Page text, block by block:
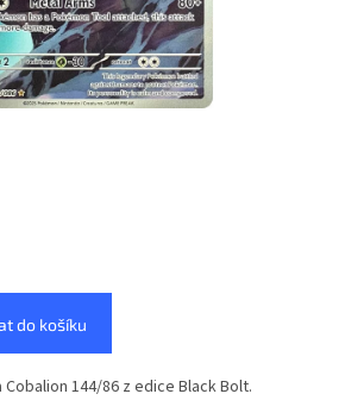
do košíku
144/86 z edice Black Bolt.